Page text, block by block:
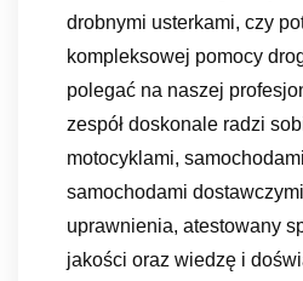
drobnymi usterkami, czy
kompleksowej pomocy
polegać na naszej
zespół doskonale radzi
motocyklami,
samochodami
uprawnienia, atestowany
jakości oraz wiedzę i